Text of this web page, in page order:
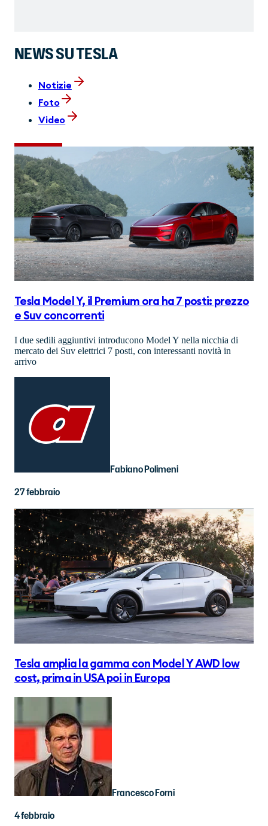
NEWS SU TESLA
Notizie
Foto
Video
Tesla Model Y, il Premium ora ha 7 posti: prezzo
e Suv concorrenti
I due sedili aggiuntivi introducono Model Y nella nicchia di
mercato dei Suv elettrici 7 posti, con interessanti novità in
arrivo
Fabiano Polimeni
27 febbraio
Tesla amplia la gamma con Model Y AWD low
cost, prima in USA poi in Europa
Francesco Forni
4 febbraio